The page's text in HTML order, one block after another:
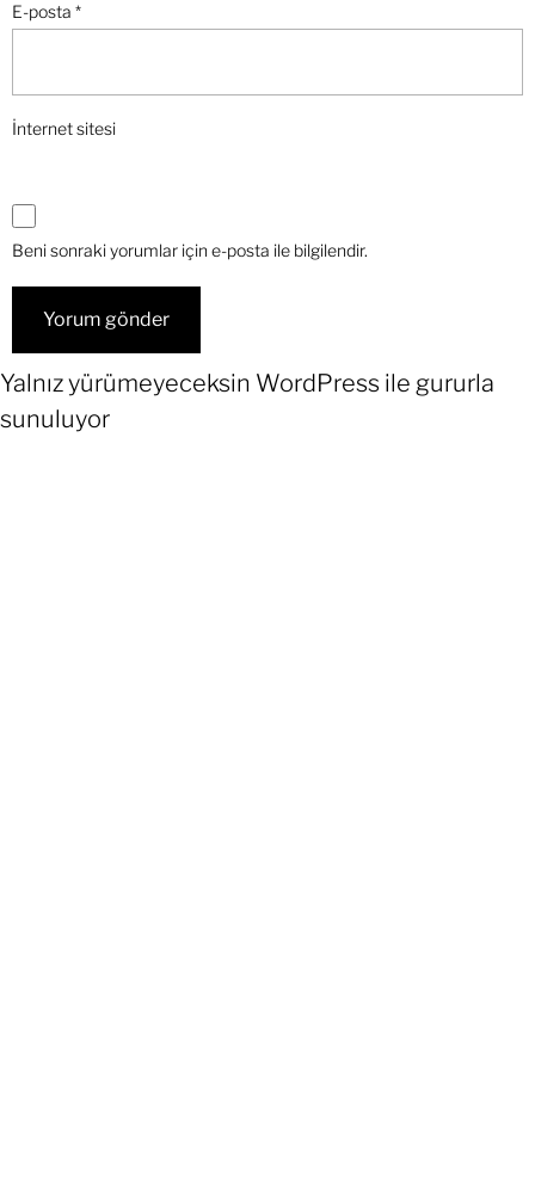
E-posta *
İnternet sitesi
Beni sonraki yorumlar için e-posta ile bilgilendir.
Yalnız yürümeyeceksin WordPress ile gururla
sunuluyor